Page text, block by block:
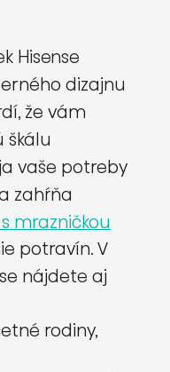
Hisense
dizajnu
že vám
škálu
vaše potreby
zahŕňa
mrazničkou
potravín. V
nájdete aj
rodiny,